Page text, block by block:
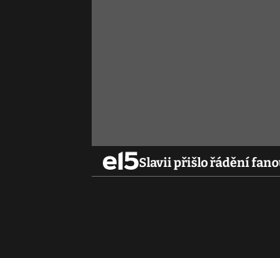
Slavii přišlo řádění